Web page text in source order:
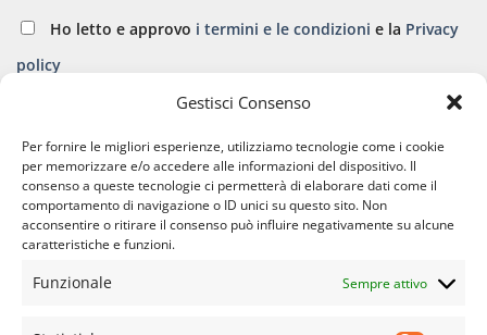
Gestisci Consenso
Per fornire le migliori esperienze, utilizziamo tecnologie come i cookie
per memorizzare e/o accedere alle informazioni del dispositivo. Il
consenso a queste tecnologie ci permetterà di elaborare dati come il
comportamento di navigazione o ID unici su questo sito. Non
acconsentire o ritirare il consenso può influire negativamente su alcune
caratteristiche e funzioni.
Funzionale Sempre attivo
Ho letto e approvo i termini e le condizioni e la Privacy
policy